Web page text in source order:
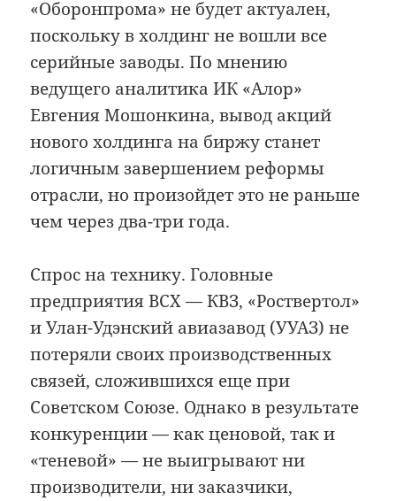
«Оборонпрома» не будет актуален,
поскольку в холдинг не вошли все
серийные заводы. По мнению
ведущего аналитика ИК «Алор»
Евгения Мошонкина, вывод акций
нового холдинга на биржу станет
логичным завершением реформы
отрасли, но произойдет это не раньше
чем через два-три года.
Спрос на технику. Головные
предприятия ВСХ — КВЗ, «Роствертол»
и Улан-Удэнский авиазавод (УУАЗ) не
потеряли своих производственных
связей, сложившихся еще при
Советском Союзе. Однако в результате
конкуренции — как ценовой, так и
«теневой» — не выигрывают ни
производители, ни заказчики,